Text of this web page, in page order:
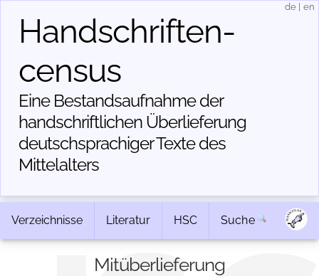
Handschriften­
census
Eine Bestandsaufnahme der
handschriftlichen Über­lieferung
deutschsprachiger Texte des
Mittelalters
de en
Verzeichnisse Literatur HSC Suche
Mitüberlieferung